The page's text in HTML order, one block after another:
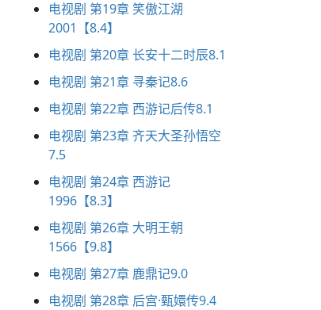
电视剧 第19章 笑傲江湖
2001【8.4】
电视剧 第20章 长安十二时辰8.1
电视剧 第21章 寻秦记8.6
电视剧 第22章 西游记后传8.1
电视剧 第23章 齐天大圣孙悟空
7.5
电视剧 第24章 西游记
1996【8.3】
电视剧 第26章 大明王朝
1566【9.8】
电视剧 第27章 鹿鼎记9.0
电视剧 第28章 后宫·甄嬛传9.4